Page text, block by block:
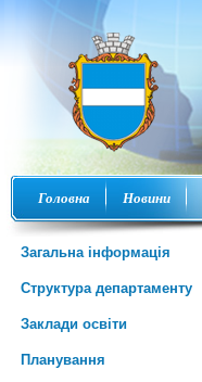
Головна Новини
Загальна інформація
Структура департаменту
Заклади освіти
Планування